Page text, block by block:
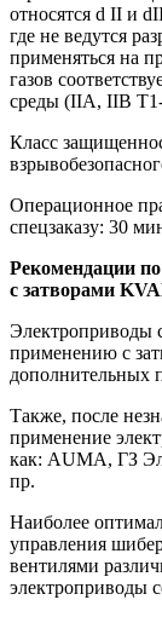
относятся d II и
где не ведутся
применяться на
газов
среды (IIA, IIB
Класс
Операционное
спецзаказу: 30
Рекомендации
с затворами
Электроприводы
применению с
дополнительных
Также, после
применение
как: AUMA, ГЗ
пр.
Наиболее
управления
вентилями
электроприводы